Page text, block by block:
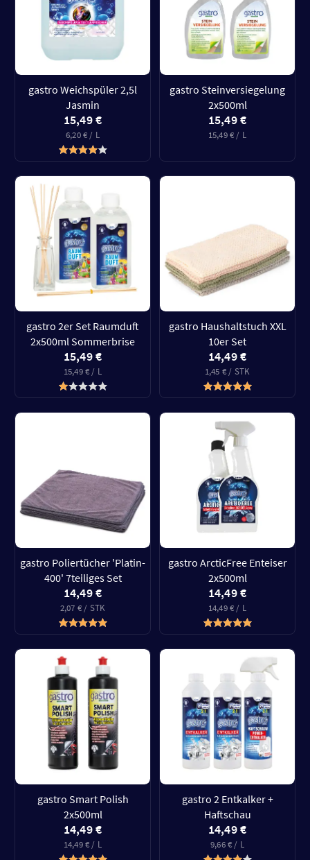
gastro Weichspüler 2,5l
Jasmin
15,49 €
6,20 € / L
gastro Steinversiegelung
2x500ml
15,49 €
15,49 € / L
gastro 2er Set Raumduft
2x500ml Sommerbrise
15,49 €
15,49 € / L
gastro Haushaltstuch XXL
10er Set
14,49 €
1,45 € / STK
gastro Poliertücher 'Platin-
400' 7teiliges Set
14,49 €
2,07 € / STK
gastro ArcticFree Enteiser
2x500ml
14,49 €
14,49 € / L
gastro Smart Polish
2x500ml
14,49 €
14,49 € / L
gastro 2 Entkalker +
Haftschau
14,49 €
9,66 € / L